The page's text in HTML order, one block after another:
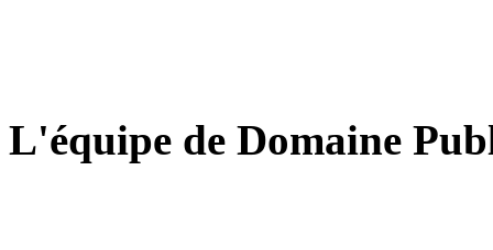
L'équipe de Domaine